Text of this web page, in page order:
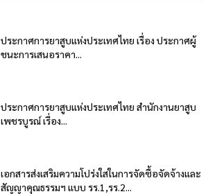
ประกาศการยาสูบแห่งประเทศไทย เรื่อง ประกาศผู้
ชนะการเสนอราคา...
ประกาศการยาสูบแห่งประเทศไทย สำนักงานยาสูบ
เพชรบูรณ์ เรื่อง...
เอกสารส่งเสริมความโปร่งใสในการจัดซื้อจัดจ้างและ
สัญญาคุณธรรมฯ แบบ รร.1,รร.2...